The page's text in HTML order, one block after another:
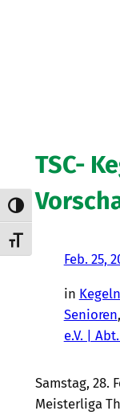
Umschalten auf
Schrift vergrößern
TSC-
Feb. 25,
in
Senioren,
e.V. |
Samstag, 28.
Meisterliga